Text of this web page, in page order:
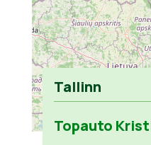
Tallinn
Topauto